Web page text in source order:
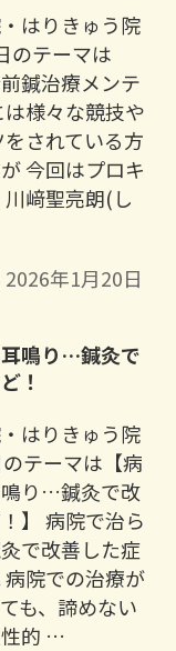
はりきゅう院
のテーマは
鍼治療メンテ
様々な競技や
されている方
今回はプロキ
﨑聖亮朗(し
2026年1月20日
鳴り…鍼灸で
！
はりきゅう院
テーマは【病
り…鍼灸で改
】 病院で治ら
で改善した症
院での治療が
も、諦めない
的 …